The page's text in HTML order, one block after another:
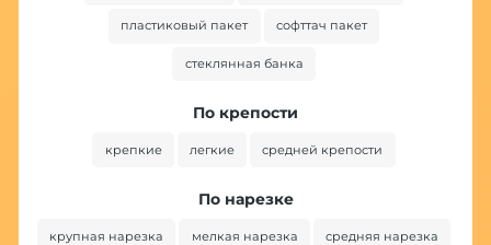
пластиковый пакет софттач пакет
стеклянная банка
По крепости
крепкие легкие средней крепости
По нарезке
крупная нарезка мелкая нарезка средняя нарезка